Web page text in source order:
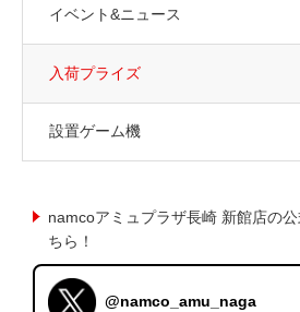
イベント&ニュース
入荷プライズ
設置ゲーム機
namcoアミュプラザ長崎 新館店の
ちら！
@namco_amu_naga